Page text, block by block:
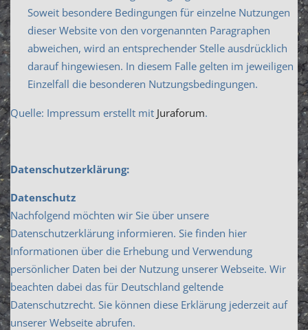
Soweit besondere Bedingungen für einzelne Nutzungen
dieser Website von den vorgenannten Paragraphen
abweichen, wird an entsprechender Stelle ausdrücklich
darauf hingewiesen. In diesem Falle gelten im jeweiligen
Einzelfall die besonderen Nutzungsbedingungen.
Quelle: Impressum erstellt mit Juraforum.
Datenschutzerklärung:
Datenschutz
Nachfolgend möchten wir Sie über unsere
Datenschutzerklärung informieren. Sie finden hier
Informationen über die Erhebung und Verwendung
persönlicher Daten bei der Nutzung unserer Webseite. Wir
beachten dabei das für Deutschland geltende
Datenschutzrecht. Sie können diese Erklärung jederzeit auf
unserer Webseite abrufen.